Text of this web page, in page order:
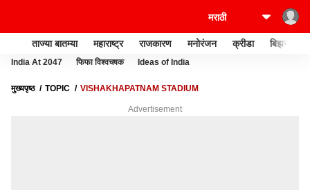
ताज्या बातम्या महाराष्ट्र राजकारण मनोरंजन क्रीडा बिझनेस
India At 2047 फिफा विश्वचषक Ideas of India
मुख्यपृष्ठ TOPIC VISHAKHAPATNAM STADIUM
Advertisement